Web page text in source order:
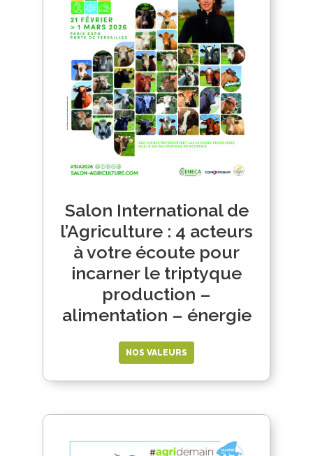
Salon International de
l’Agriculture : 4 acteurs
à votre écoute pour
incarner le triptyque
production –
alimentation – énergie
NOS VALEURS